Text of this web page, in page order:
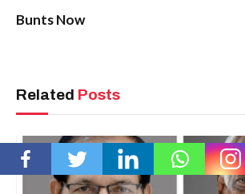
Bunts Now
Related Posts